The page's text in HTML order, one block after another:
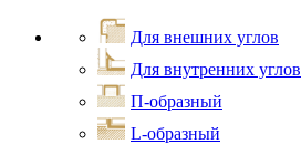
Для внешних углов
Для внутренних углов
П-образный
L-образный